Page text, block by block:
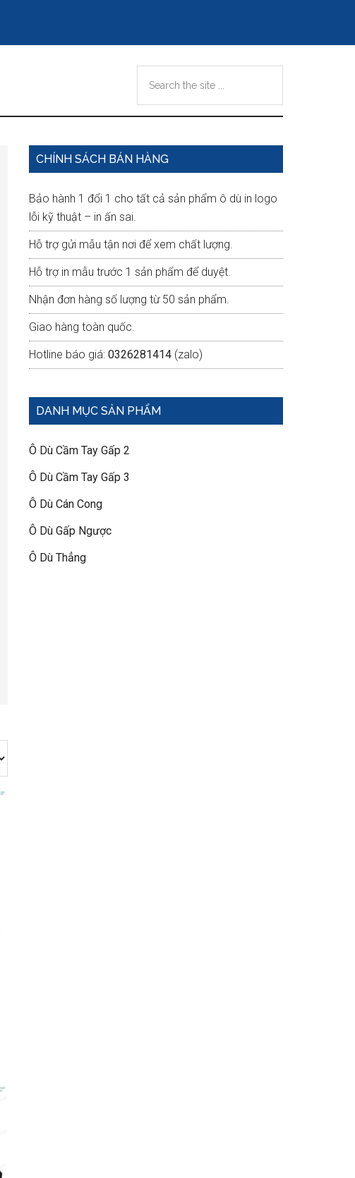
the
Primary
CHÍNH SÁCH BÁN HÀNG
Bảo hành 1 đổi 1 cho tất cả sản phẩm ô dù in logo
lỗi kỹ thuật – in ấn sai.
Hỗ trợ gửi mẫu tận nơi để xem chất lượng.
Hỗ trợ in mẫu trước 1 sản phẩm để duyệt.
Nhận đơn hàng số lượng từ 50 sản phẩm.
Giao hàng toàn quốc.
Hotline báo giá: 0326281414 (zalo)
DANH MỤC SẢN PHẨM
Ô Dù Cầm Tay Gấp 2
Ô Dù Cầm Tay Gấp 3
Ô Dù Cán Cong
Ô Dù Gấp Ngược
Ô Dù Thẳng